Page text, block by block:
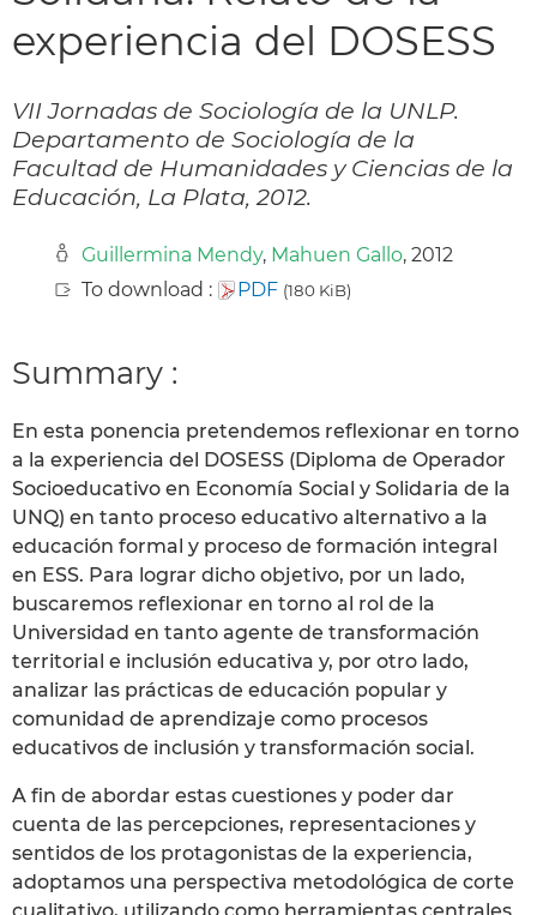
experiencia del DOSESS
VII Jornadas de Sociología de la UNLP.
Departamento de Sociología de la
Facultad de Humanidades y Ciencias de la
Educación, La Plata, 2012.
Guillermina Mendy, Mahuen Gallo, 2012
To download :
PDF (180 KiB)
Summary :
En esta ponencia pretendemos reflexionar en torno
a la experiencia del DOSESS (Diploma de Operador
Socioeducativo en Economía Social y Solidaria de la
UNQ) en tanto proceso educativo alternativo a la
educación formal y proceso de formación integral
en ESS. Para lograr dicho objetivo, por un lado,
buscaremos reflexionar en torno al rol de la
Universidad en tanto agente de transformación
territorial e inclusión educativa y, por otro lado,
analizar las prácticas de educación popular y
comunidad de aprendizaje como procesos
educativos de inclusión y transformación social.
A fin de abordar estas cuestiones y poder dar
cuenta de las percepciones, representaciones y
sentidos de los protagonistas de la experiencia,
adoptamos una perspectiva metodológica de corte